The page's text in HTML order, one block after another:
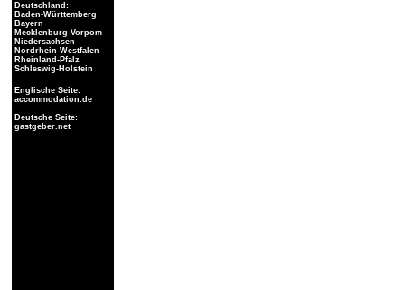
Deutschland:
Baden-Württemberg
Bayern
Mecklenburg-Vorpom
Niedersachsen
Nordrhein-Westfalen
Rheinland-Pfalz
Schleswig-Holstein
Englische Seite:
accommodation.de
Deutsche Seite:
gastgeber.net